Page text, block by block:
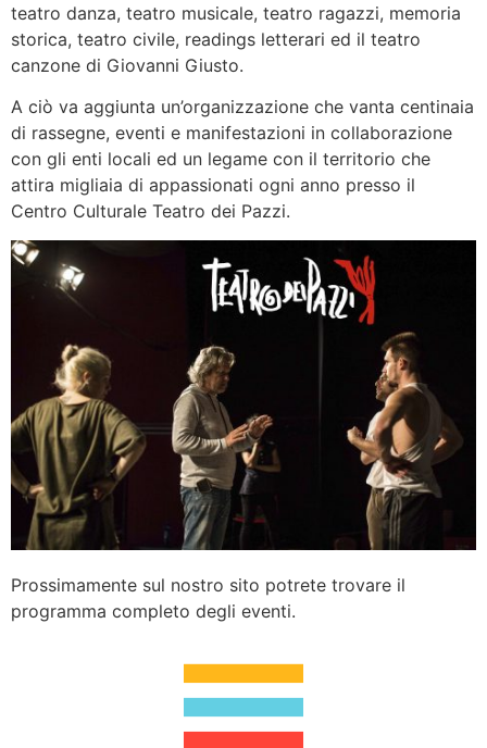
teatro danza, teatro musicale, teatro ragazzi, memoria
storica, teatro civile, readings letterari ed il teatro
canzone di Giovanni Giusto.
A ciò va aggiunta un’organizzazione che vanta centinaia
di rassegne, eventi e manifestazioni in collaborazione
con gli enti locali ed un legame con il territorio che
attira migliaia di appassionati ogni anno presso il
Centro Culturale Teatro dei Pazzi.
Prossimamente sul nostro sito potrete trovare il
programma completo degli eventi.